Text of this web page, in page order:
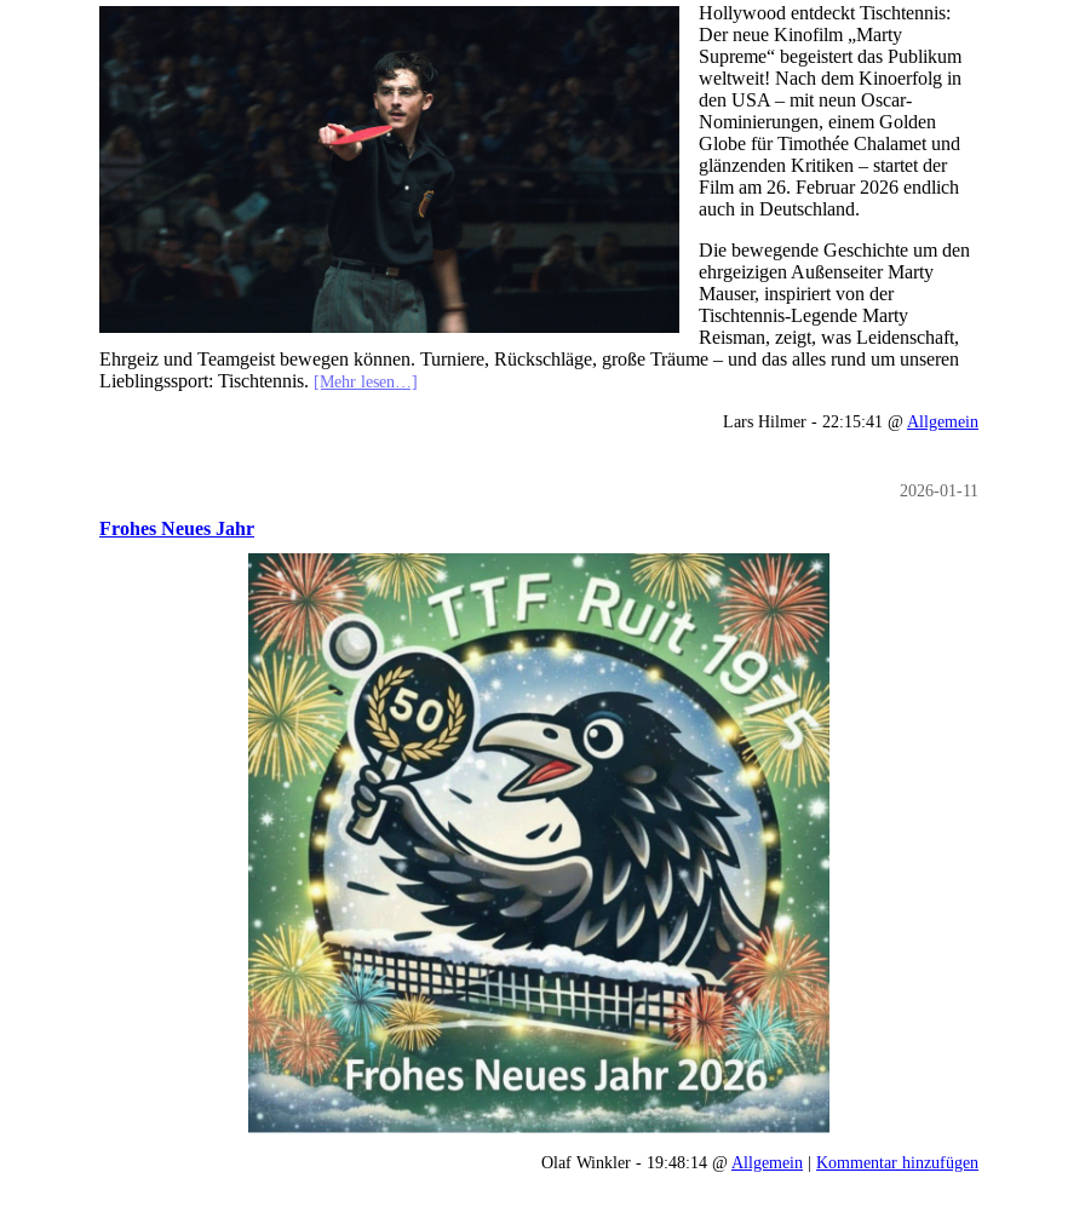
Hollywood entdeckt Tischtennis:
Der neue Kinofilm „Marty
Supreme“ begeistert das Publikum
weltweit! Nach dem Kinoerfolg in
den USA – mit neun Oscar-
Nominierungen, einem Golden
Globe für Timothée Chalamet und
glänzenden Kritiken – startet der
Film am 26. Februar 2026 endlich
auch in Deutschland.
Die bewegende Geschichte um den
ehrgeizigen Außenseiter Marty
Mauser, inspiriert von der
Tischtennis-Legende Marty
Reisman, zeigt, was Leidenschaft,
Ehrgeiz und Teamgeist bewegen können. Turniere, Rückschläge, große Träume – und das alles rund um unseren
Lieblingssport: Tischtennis. [Mehr lesen…]
Lars Hilmer - 22:15:41 @ Allgemein
2026-01-11
Frohes Neues Jahr
Olaf Winkler - 19:48:14 @Allgemein | Kommentar hinzufügen